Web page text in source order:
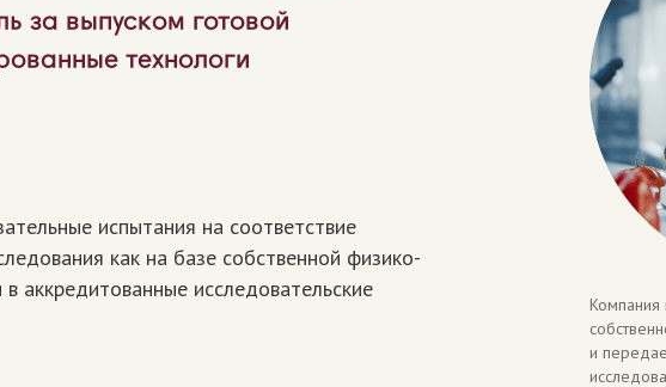
за выпуском готовой
технологи
испытания на соответствие
как на базе собственной физико-
аккредитованные исследовательские
Компания
и